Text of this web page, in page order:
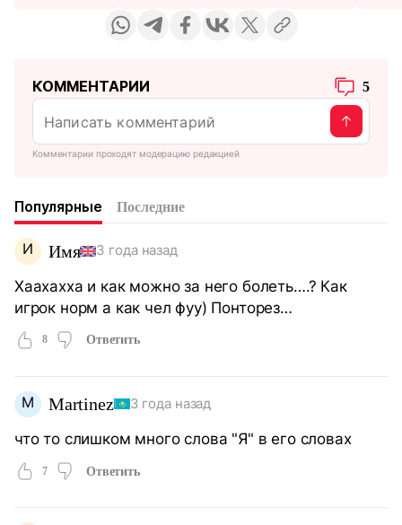
КОММЕНТАРИИ 5
Комментарии проходят модерацию редакцией
Популярные Последние
И Имя 3 года назад
Хаахахха и как можно за него болеть….? Как
игрок норм а как чел фуу) Понторез…
8 Ответить
M Martinez 3 года назад
что то слишком много слова "Я" в его словах
7 Ответить